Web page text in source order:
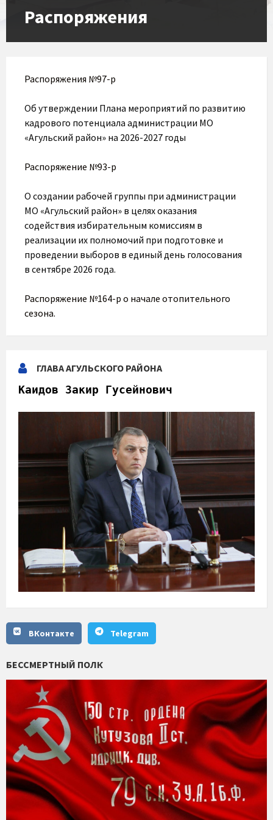
Распоряжения
Распоряжения №97-р
Об утверждении Плана мероприятий по развитию
кадрового потенциала администрации МО
«Агульский район» на 2026-2027 годы
Распоряжение №93-р
О создании рабочей группы при администрации
МО «Агульский район» в целях оказания
содействия избирательным комиссиям в
реализации их полномочий при подготовке и
проведении выборов в единый день голосования
в сентябре 2026 года.
Распоряжение №164-р о начале отопительного
сезона.
ГЛАВА АГУЛЬСКОГО РАЙОНА
Каидов Закир Гусейнович
ВКонтакте Telegram
БЕССМЕРТНЫЙ ПОЛК